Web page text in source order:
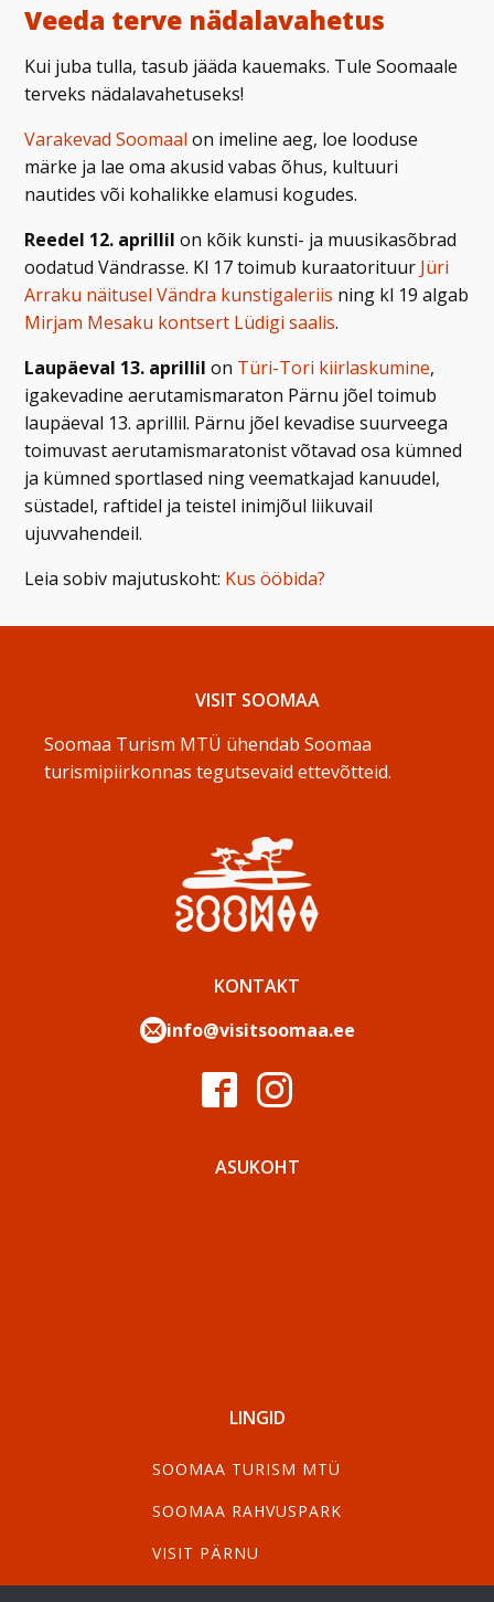
Veeda terve nädalavahetus
Kui juba tulla, tasub jääda kauemaks. Tule Soomaale
terveks nädalavahetuseks!
Varakevad Soomaal on imeline aeg, loe looduse
märke ja lae oma akusid vabas õhus, kultuuri
nautides või kohalikke elamusi kogudes.
Reedel 12. aprillilon kõik kunsti- ja muusikasõbrad
oodatud Vändrasse. Kl 17 toimub kuraatorituur Jüri
Arraku näitusel Vändra kunstigaleriis ning kl 19 algab
Mirjam Mesaku kontsert Lüdigi saalis.
Laupäeval 13. aprillil on Türi-Tori kiirlaskumine,
igakevadine aerutamismaraton Pärnu jõel toimub
laupäeval 13. aprillil. Pärnu jõel kevadise suurveega
toimuvast aerutamismaratonist võtavad osa kümned
ja kümned sportlased ning veematkajad kanuudel,
süstadel, raftidel ja teistel inimjõul liikuvail
ujuvvahendeil.
Leia sobiv majutuskoht: Kus ööbida?
VISIT SOOMAA
Soomaa Turism MTÜ ühendab Soomaa
turismipiirkonnas tegutsevaid ettevõtteid.
KONTAKT
info@visitsoomaa.ee
ASUKOHT
LINGID
SOOMAA TURISM MTÜ
SOOMAA RAHVUSPARK
VISIT PÄRNU